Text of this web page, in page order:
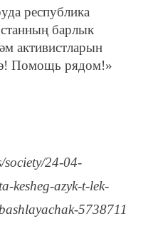
республика
барлык
активистларын
Помощь рядом!»
24-04-
kesheg-azyk-t-lek-
5738711